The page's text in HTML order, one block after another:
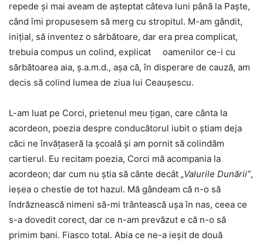
repede și mai aveam de aşteptat câteva luni până la Paște,
când îmi propusesem să merg cu stropitul. M-am gândit,
inițial, să inventez o sărbătoare, dar era prea complicat,
trebuia compus un colind, explicat oamenilor ce-i cu
sărbătoarea aia, ș.a.m.d., așa că, în disperare de cauză, am
decis să colind lumea de ziua lui Ceaușescu.
L-am luat pe Corci, prietenul meu țigan, care cânta la
acordeon, poezia despre conducătorul iubit o știam deja
căci ne învățaseră la școală și am pornit să colindăm
cartierul. Eu recitam poezia, Corci mă acompania la
acordeon; dar cum nu știa să cânte decât „Valurile Dunării”,
ieșea o chestie de tot hazul. Mă gândeam că n-o să
îndrăznească nimeni să-mi trântească ușa în nas, ceea ce
s-a dovedit corect, dar ce n-am prevăzut e că n-o să
primim bani. Fiasco total. Abia ce ne-a ieșit de două